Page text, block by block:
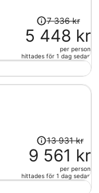
Priset
var
7
336 kr
är
person
7 336 kr
5 448 kr
per person
hittades för 1 dag sedan
Priset
var
13
931 kr
13 931 kr
9 561 kr
per person
hittades för 1 dag sedan